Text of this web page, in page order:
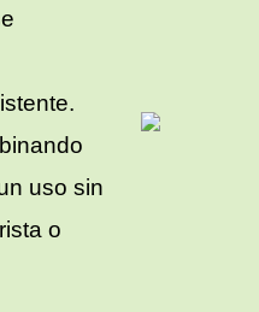
uso sin
o